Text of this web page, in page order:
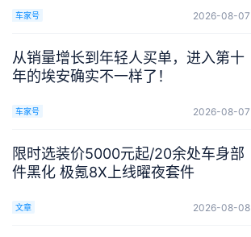
2026-08-07
车家号
从销量增长到年轻人买单，进入第十
年的埃安确实不一样了！
2026-08-07
车家号
限时选装价5000元起/20余处车身部
件黑化 极氪8X上线曜夜套件
2026-08-08
文章